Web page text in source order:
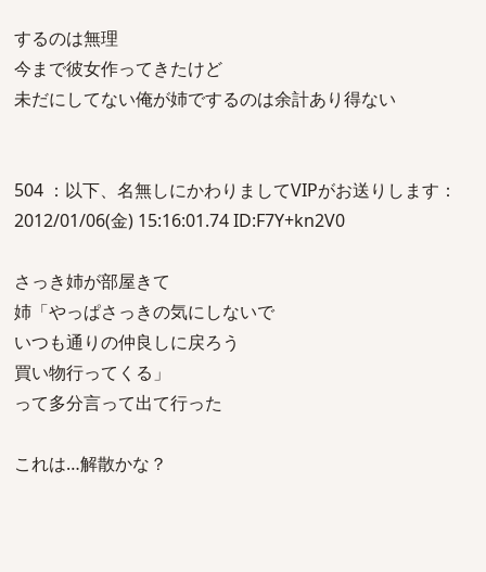
するのは無理
今まで彼女作ってきたけど
未だにしてない俺が姉でするのは余計あり得ない
504 ：以下、名無しにかわりましてVIPがお送りします：
2012/01/06(金) 15:16:01.74 ID:F7Y+kn2V0
さっき姉が部屋きて
姉「やっぱさっきの気にしないで
いつも通りの仲良しに戻ろう
買い物行ってくる」
って多分言って出て行った
これは…解散かな？